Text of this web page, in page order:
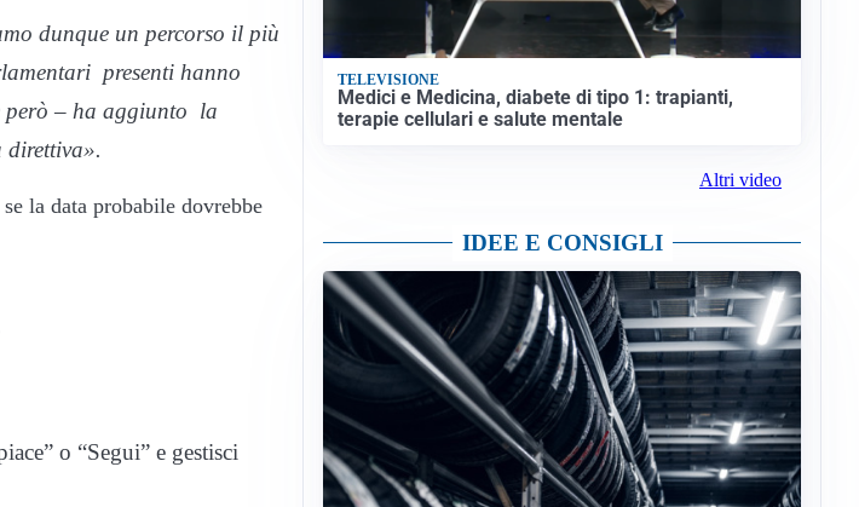
dunque un percorso il più
presenti hanno
però – ha aggiunto la
direttiva».
la data probabile dovrebbe
o “Segui” e gestisci
TELEVISIONE
Medici e Medicina, diabete di tipo 1: trapianti,
terapie cellulari e salute mentale
Altri video
IDEE E CONSIGLI